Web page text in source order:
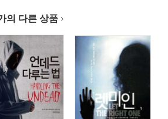
의 다른 상품